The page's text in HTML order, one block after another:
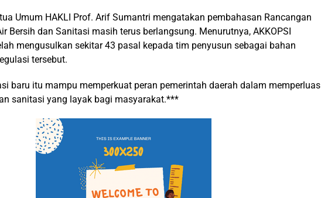
Umum HAKLI Prof. Arif Sumantri mengatakan pembahasan Rancangan
Bersih dan Sanitasi masih terus berlangsung. Menurutnya, AKKOPSI
mengusulkan sekitar 43 pasal kepada tim penyusun sebagai bahan
tersebut.
baru itu mampu memperkuat peran pemerintah daerah dalam memperluas
sanitasi yang layak bagi masyarakat.***